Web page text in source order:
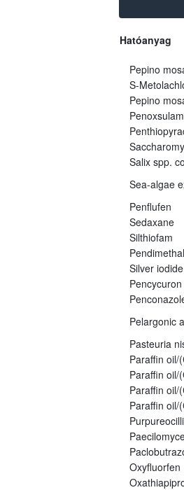
Hatóanyag
Pepino
S-
Pepino
Penoxsulam
Salix spp.
Sea-algae
Penflufen
Sedaxane
Silthiofam
Silver iodide
Pencycuron
Pelargonic
Pasteuria
Paraffin oil/
Paraffin oil/
Paraffin oil/
Paraffin oil/
Oxyfluorfen